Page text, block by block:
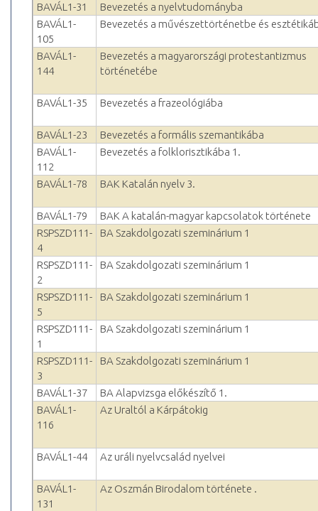
BAVÁL1-31
Bevezetés a nyelvtudományba
BAVÁL1-
105
Bevezetés a művészettörténetbe és
BAVÁL1-
144
Bevezetés a magyarországi protestantizmus
történetébe
BAVÁL1-35 Bevezetés a frazeológiába
BAVÁL1-23
Bevezetés a formális szemantikába
BAVÁL1-
112
Bevezetés a folklorisztikába 1.
BAVÁL1-78 BAK Katalán nyelv 3.
BAVÁL1-79
BAK A katalán-magyar kapcsolatok története
RSPSZD111-
4
BA Szakdolgozati szeminárium 1
RSPSZD111-
2
BA Szakdolgozati szeminárium 1
RSPSZD111-
5
BA Szakdolgozati szeminárium 1
RSPSZD111-
1
BA Szakdolgozati szeminárium 1
RSPSZD111-
3
BA Szakdolgozati szeminárium 1
BAVÁL1-37
BA Alapvizsga előkészítő 1.
BAVÁL1-
116
Az Uraltól a Kárpátokig
BAVÁL1-44 Az uráli nyelvcsalád nyelvei
BAVÁL1-
131
Az Oszmán Birodalom története .